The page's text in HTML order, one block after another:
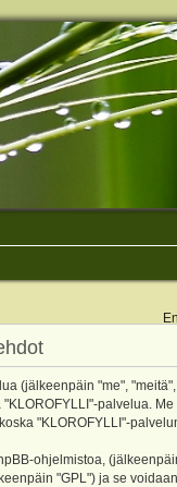
(jälkeenpäin "me",
palvelua.
"KLOROFYLLI"-
ohjelmistoa,
"GPL") ja se